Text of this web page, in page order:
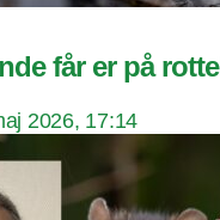
får er på
2026, 17:14